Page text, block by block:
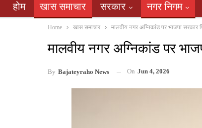
होम खास समाचार सरकार नगर निगम
Home खास समाचार मालवीय नगर अग्निकांड पर भाजपा
मालवीय नगर अग्निकांड पर
By Bajateyraho News On Jun 4, 2026